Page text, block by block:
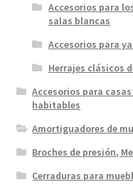
Accesorios para
salas blancas
Accesorios para
Herrajes clásicos
Accesorios para
habitables
Amortiguadores de
Broches de presión,
Cerraduras para